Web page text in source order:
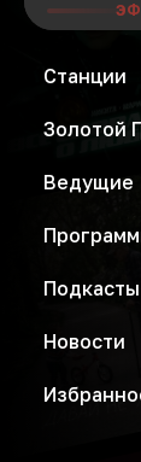
Станции
Золотой
Ведущие
Подкасты
Новости